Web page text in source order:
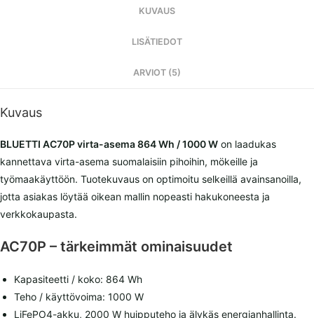
KUVAUS
LISÄTIEDOT
ARVIOT (5)
Kuvaus
BLUETTI AC70P virta-asema 864 Wh / 1000 W on laadukas
kannettava virta-asema suomalaisiin pihoihin, mökeille ja
työmaakäyttöön. Tuotekuvaus on optimoitu selkeillä avainsanoilla,
jotta asiakas löytää oikean mallin nopeasti hakukoneesta ja
verkkokaupasta.
AC70P – tärkeimmät ominaisuudet
Kapasiteetti / koko: 864 Wh
Teho / käyttövoima: 1000 W
LiFePO4-akku, 2000 W huipputeho ja älykäs energianhallinta.